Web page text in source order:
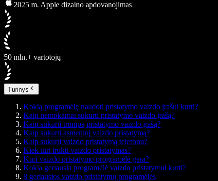
2025 m. Apple dizaino apdovanojimas
50 mln.+ vartotojų
Turinys
Kokią programėlę naudoti pristatymo vaizdo įrašui kurti?
Kaip nemokamai sukurti pristatymo vaizdo įrašą?
Kaip sukurti trumpą pristatymo vaizdo įrašą?
Kaip sukurti asmeninį vaizdo pristatymą?
Kaip sukurti vaizdo pristatymą telefonu?
Kiek turi trukti vaizdo pristatymas?
Kuri vaizdo pristatymo programėlė gera?
Kokia geriausia programėlė vaizdo pristatymui kurti?
8 geriausios vaizdo pristatymų programėlės